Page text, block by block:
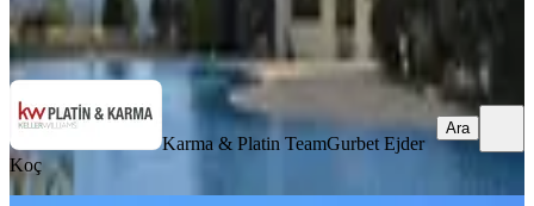
Karma & Platin TeamGurbet Ejder Koç
Karma & Platin TeamGurbet Ejder
Koç
Ara